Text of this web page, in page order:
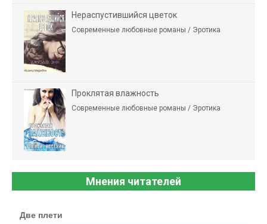
Нераспустившийся цветок
Современные любовные романы / Эротика
Проклятая влажность
Современные любовные романы / Эротика
Мнения читателей
Две плети